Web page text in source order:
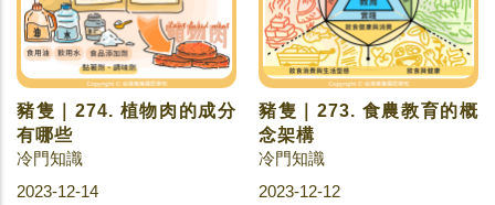
豬隻｜274. 植物肉的成分
有哪些
冷門知識
2023-12-14
豬隻｜273. 食農教育的概
念架構
冷門知識
2023-12-12